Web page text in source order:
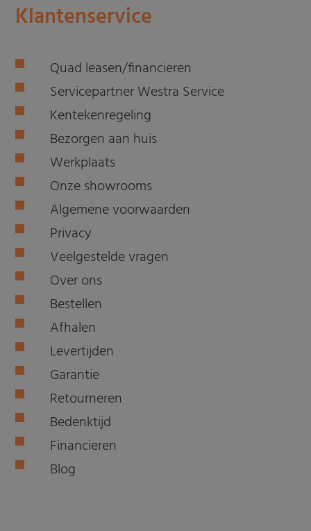
Klantenservice
Quad leasen/financieren
Servicepartner Westra Service
Kentekenregeling
Bezorgen aan huis
Werkplaats
Onze showrooms
Algemene voorwaarden
Privacy
Veelgestelde vragen
Over ons
Bestellen
Afhalen
Levertijden
Garantie
Retourneren
Bedenktijd
Financieren
Blog